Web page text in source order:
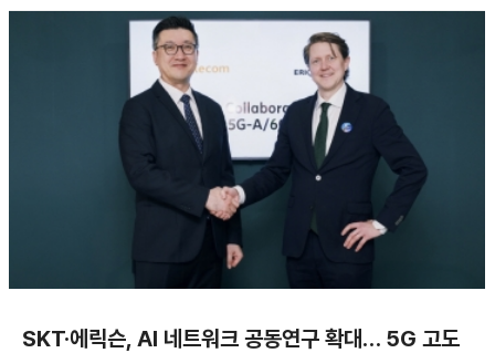
SKT·에릭슨, AI 네트워크 공동연구 확대… 5G 고도